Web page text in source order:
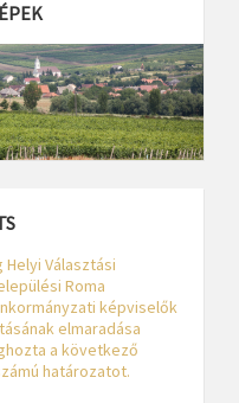
Választási
Roma
képviselők
elmaradása
a következő
határozatot.